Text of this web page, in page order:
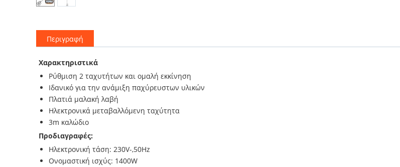
Περιγραφή
Χαρακτηριστικά
Ρύθμιση 2 ταχυτήτων και ομαλή εκκίνηση
Ιδανικό για την ανάμιξη παχύρευστων υλικών
Πλατιά μαλακή λαβή
Ηλεκτρονικά μεταβαλλόμενη ταχύτητα
3m καλώδιο
Προδιαγραφές:
Ηλεκτρονική τάση: 230V-,50Hz
Oνομαστική ισχύς: 1400W